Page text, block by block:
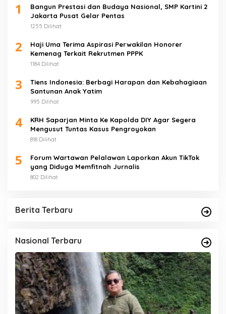
1
Bangun Prestasi dan Budaya Nasional, SMP Kartini 2
Jakarta Pusat Gelar Pentas
1255 Dilihat
2
Haji Uma Terima Aspirasi Perwakilan Honorer
Kemenag Terkait Rekrutmen PPPK
1184 Dilihat
3
Tiens Indonesia: Berbagi Harapan dan Kebahagiaan
Santunan Anak Yatim
995 Dilihat
4
KRH Saparjan Minta Ke Kapolda DIY Agar Segera
Mengusut Tuntas Kasus Pengroyokan
818 Dilihat
5
Forum Wartawan Pelalawan Laporkan Akun TikTok
yang Diduga Memfitnah Jurnalis
802 Dilihat
Berita Terbaru
Nasional Terbaru